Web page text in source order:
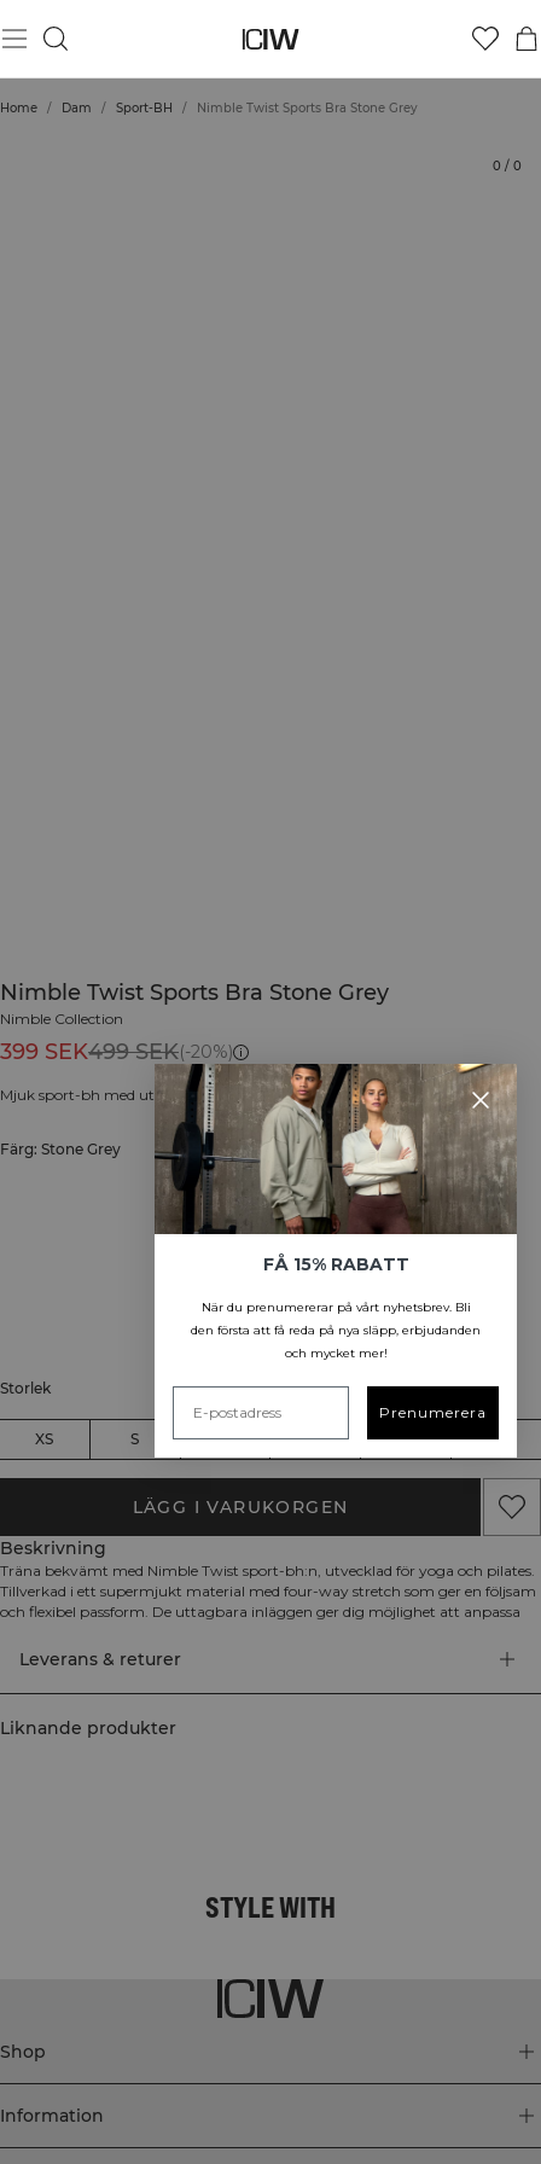
Home / Dam / Sport-BH / Nimble Twist Sports Bra Stone Grey
0 / 0
Nimble Twist Sports Bra Stone Grey
Nimble Collection
399 SEK499 SEK(-20%)
Mjuk sport-bh med uttagbara inlägg
Färg: Stone Grey
Storlek
XS S M L XL XXL
LÄGG I VARUKORGEN
Beskrivning
Träna bekvämt med Nimble Twist sport-bh:n, utvecklad för yoga och pilates.
Tillverkad i ett supermjukt material med four-way stretch som ger en följsam
och flexibel passform. De uttagbara inläggen ger dig möjlighet att anpassa
Leverans & returer
Liknande produkter
STYLE WITH
Shop
Information
FÅ 15% RABATT
När du prenumererar på vårt nyhetsbrev. Bli
den första att få reda på nya släpp, erbjudanden
och mycket mer!
Prenumerera